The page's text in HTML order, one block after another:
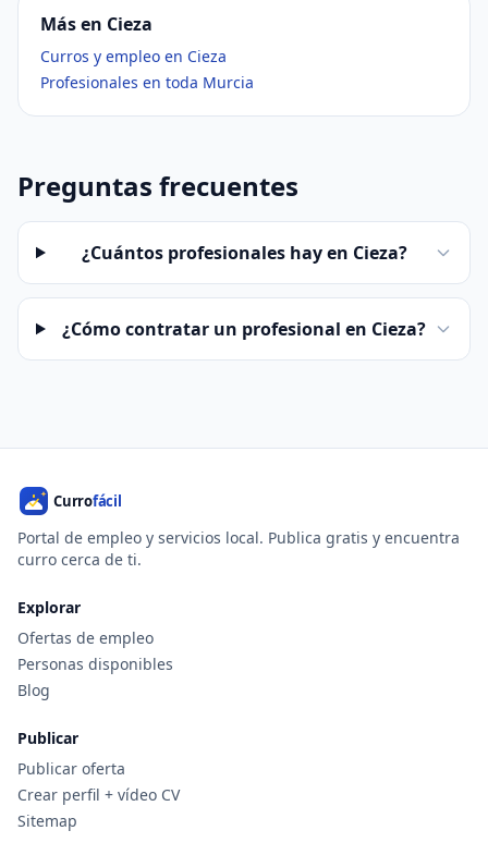
Más en Cieza
Curros y empleo en Cieza
Profesionales en toda Murcia
Preguntas frecuentes
¿Cuántos profesionales hay en Cieza?
¿Cómo contratar un profesional en Cieza?
Portal de empleo y servicios local. Publica gratis y encuentra
curro cerca de ti.
Explorar
Ofertas de empleo
Personas disponibles
Blog
Publicar
Publicar oferta
Crear perfil + vídeo CV
Sitemap